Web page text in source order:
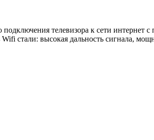
телевизора к сети
стали: высокая дальность сигнала,